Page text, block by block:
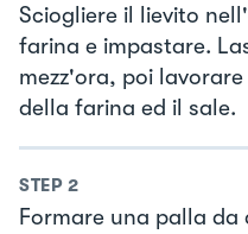
Sciogliere il lievito
farina e impastare.
mezz'ora, poi
della farina ed il sale.
STEP 2
Formare una palla